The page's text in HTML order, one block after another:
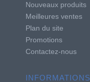
Nouveaux produits
Meilleures ventes
Plan du site
Promotions
Contactez-nous
INFORMATIONS